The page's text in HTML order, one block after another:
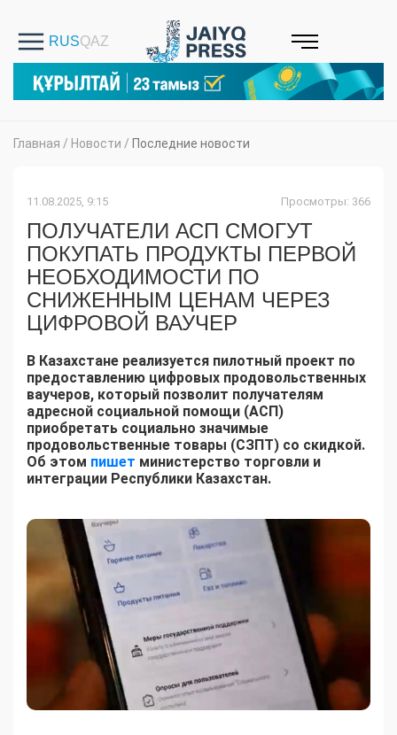
Главная / Новости / Последние новости
11.08.2025, 9:15 Просмотры: 366
ПОЛУЧАТЕЛИ АСП СМОГУТ
ПОКУПАТЬ ПРОДУКТЫ ПЕРВОЙ
НЕОБХОДИМОСТИ ПО
СНИЖЕННЫМ ЦЕНАМ ЧЕРЕЗ
ЦИФРОВОЙ ВАУЧЕР
В Казахстане реализуется пилотный проект по
предоставлению цифровых продовольственных
ваучеров, который позволит получателям
адресной социальной помощи (АСП)
приобретать социально значимые
продовольственные товары (СЗПТ) со скидкой.
Об этом пишет министерство торговли и
интеграции Республики Казахстан.